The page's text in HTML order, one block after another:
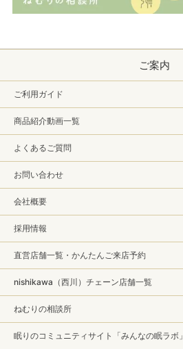
ご案内
ご利用ガイド
商品紹介動画一覧
よくあるご質問
お問い合わせ
会社概要
採用情報
直営店舗一覧・かんたんご来店予約
nishikawa（西川）チェーン店舗一覧
ねむりの相談所
眠りのコミュニティサイト「みんなの眠ラボ」